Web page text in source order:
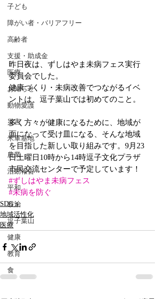
子ども
障がい者・バリアフリー
高齢者
支援・助成金
医療
お知らせ
動物愛護
災害
米軍基地
農業
活動報告
平和
政治
逗子葉山
健康
教育
食
昨日夜は、ずしはやま未病フェス実行
委員会でした。
健康づくり・未病改善でつながるイベ
ントは、逗子葉山では初めてのこと。
多く方々が健康になるために、地域が
面になって受け皿になる、そんな地域
を目指した新しい取り組みです。9月23
日土曜日10時から14時逗子文化プラザ
市民交流センターで予定しています！
#ずしはやま未病フェス
#未病を防ぐ
SDGｓ
地域活性化
医療